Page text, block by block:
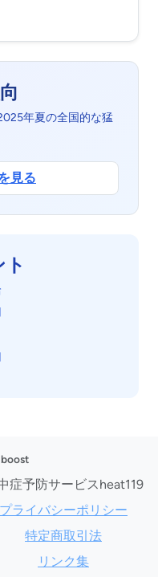
年夏の全国的な猛
見る
症予防サービスheat119
プライバシーポリシー
特定商取引法
リンク集